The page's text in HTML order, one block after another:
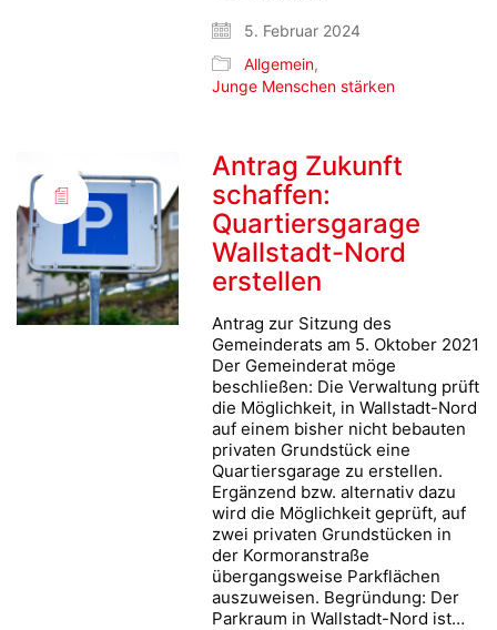
5. Februar 2024
Allgemein,
Junge Menschen stärken
Antrag Zukunft
schaffen:
Quartiersgarage
Wallstadt-Nord
erstellen
Antrag zur Sitzung des
Gemeinderats am 5. Oktober 2021
Der Gemeinderat möge
beschließen: Die Verwaltung prüft
die Möglichkeit, in Wallstadt-Nord
auf einem bisher nicht bebauten
privaten Grundstück eine
Quartiersgarage zu erstellen.
Ergänzend bzw. alternativ dazu
wird die Möglichkeit geprüft, auf
zwei privaten Grundstücken in
der Kormoranstraße
übergangsweise Parkflächen
auszuweisen. Begründung: Der
Parkraum in Wallstadt-Nord ist…